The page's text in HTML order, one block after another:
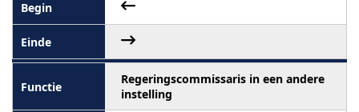
Regeringscommissaris in een andere
instelling